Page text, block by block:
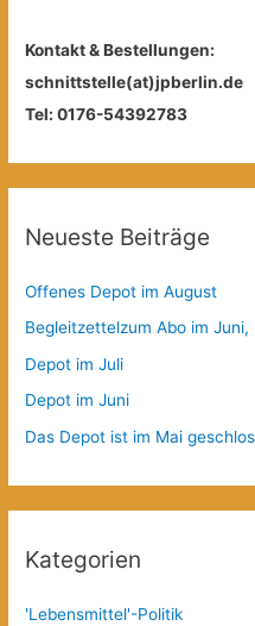
Kontakt & Bestellungen:
schnittstelle(at)jpberlin.de
Tel: 0176-54392783
Neueste Beiträge
Offenes Depot im August
Begleitzettelzum Abo im
Depot im Juli
Depot im Juni
Das Depot ist im Mai
Kategorien
'Lebensmittel'-Politik